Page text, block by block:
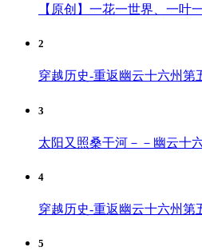
【原创】一花一世界、一叶
2
穿越历史-重返幽云十六州第
3
太阳又照桑干河－－幽云十
4
穿越历史-重返幽云十六州第
5